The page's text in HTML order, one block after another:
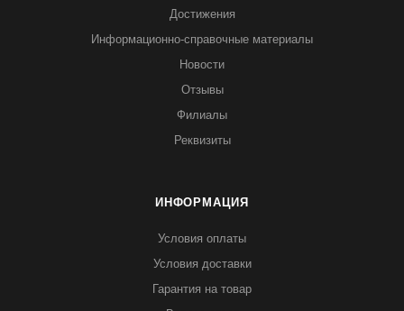
Достижения
Информационно-справочные материалы
Новости
Отзывы
Филиалы
Реквизиты
ИНФОРМАЦИЯ
Условия оплаты
Условия доставки
Гарантия на товар